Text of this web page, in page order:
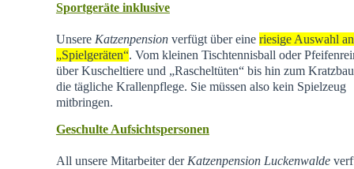
Sportgeräte inklusive
Unsere Katzenpensionverfügt über eine riesige Auswahl an
„Spielgeräten“. Vom kleinen Tischtennisball oder
über Kuscheltiere und „Rascheltüten“ bis hin zum
die tägliche Krallenpflege. Sie müssen also kein Spielzeug
mitbringen.
Geschulte Aufsichtspersonen
All unsere Mitarbeiter der Katzenpension Luckenwalde